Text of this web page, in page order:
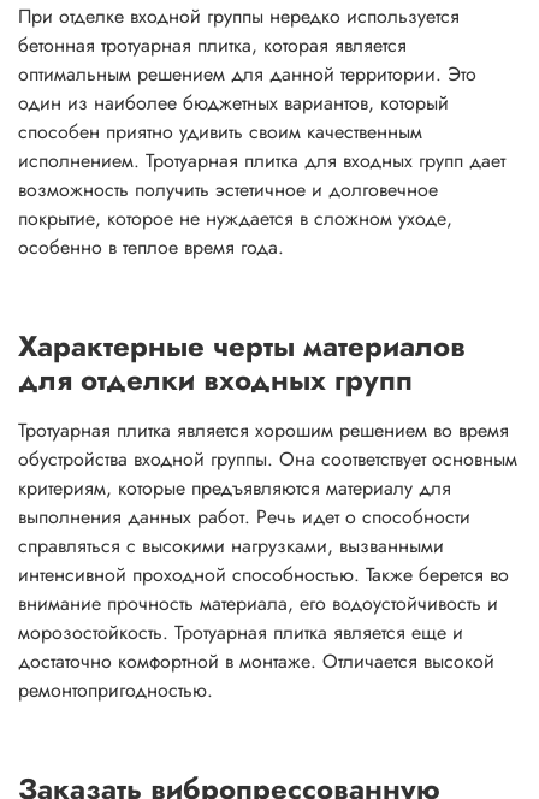
При отделке входной группы нередко используется
бетонная тротуарная плитка, которая является
оптимальным решением для данной территории. Это
один из наиболее бюджетных вариантов, который
способен приятно удивить своим качественным
исполнением. Тротуарная плитка для входных групп дает
возможность получить эстетичное и долговечное
покрытие, которое не нуждается в сложном уходе,
особенно в теплое время года.
Характерные черты материалов
для отделки входных групп
Тротуарная плитка является хорошим решением во время
обустройства входной группы. Она соответствует основным
критериям, которые предъявляются материалу для
выполнения данных работ. Речь идет о способности
справляться с высокими нагрузками, вызванными
интенсивной проходной способностью. Также берется во
внимание прочность материала, его водоустойчивость и
морозостойкость. Тротуарная плитка является еще и
достаточно комфортной в монтаже. Отличается высокой
ремонтопригодностью.
Заказать вибропрессованную